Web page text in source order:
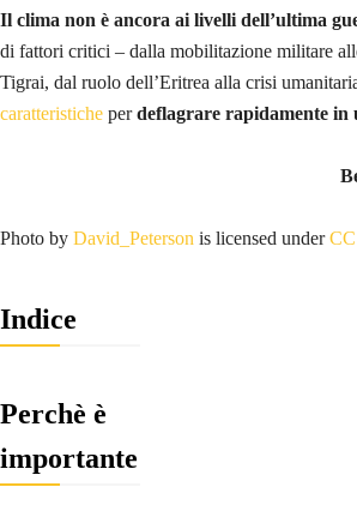
Il clima non è ancora ai livelli dell’ultima
di fattori critici – dalla mobilitazione militare
Tigrai, dal ruolo dell’Eritrea alla crisi
caratteristiche perdeflagrare rapidamente in
Photo by David_Peterson is licensed under
Indice
Perchè è
importante